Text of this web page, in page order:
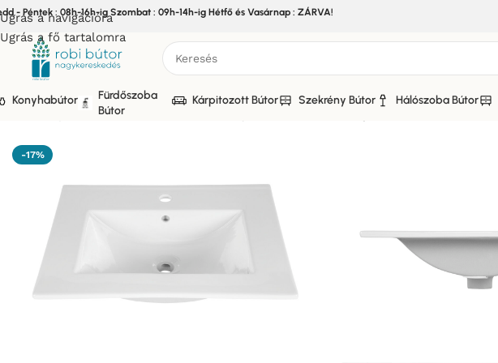
Ugrás a navigációra
Ugrás a fő tartalomra
- Péntek : 08h-16h-ig Szombat : 09h-14h-ig Hétfő és Vasárnap : ZÁRVA!
Konyhabútor
Fürdőszoba
Bútor
Kárpitozott Bútor Szekrény Bútor Hálószoba Bútor
Bútor/Fürdőszoba bútor
-17%